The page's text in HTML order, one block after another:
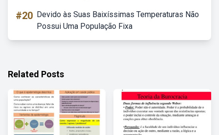
#20 Devido às Suas Baixíssimas Temperaturas Não
Possui Uma População Fixa
Related Posts